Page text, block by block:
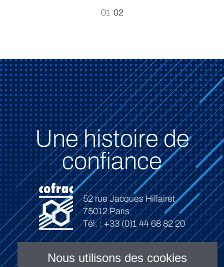
01 02
Une histoire de
confiance
52 rue Jacques Hillairet
75012 Paris
Tél. : +33 (0)1 44 68 82 20
Nous utilisons des cookies